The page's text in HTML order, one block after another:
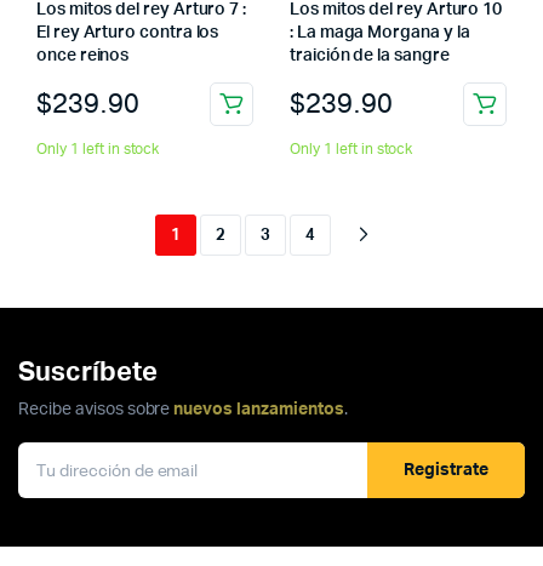
Los mitos del rey Arturo 7 :
El rey Arturo contra los
once reinos
$239.90
Only 1 left in stock
Los mitos del rey Arturo 10
: La maga Morgana y la
traición de la sangre
$239.90
Only 1 left in stock
1 2 3 4
Suscríbete
Recibe avisos sobre nuevos lanzamientos.
Registrate